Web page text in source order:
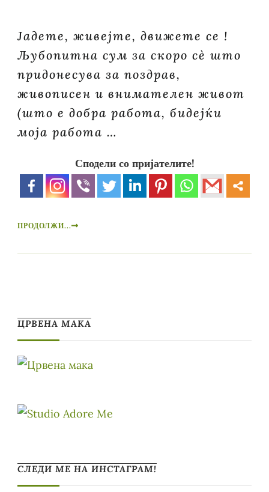
Јадете, живејте, движете се !
Љубопитна сум за скоро сè што
придонесува за поздрав,
живописен и внимателен живот
(што е добра работа, бидејќи
моја работа …
Сподели со пријателите!
ПРОДОЛЖИ...
ЦРВЕНА МАКА
СЛЕДИ МЕ НА ИНСТАГРАМ!